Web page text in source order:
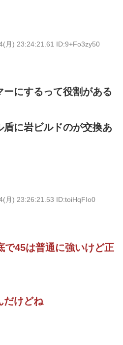
月) 23:24:21.61 ID:9+Fo3zy50
にするって役割がある
に岩ビルドのが交換あ
月) 23:26:21.53 ID:toiHqFIo0
で45は普通に強いけど正
だけどね